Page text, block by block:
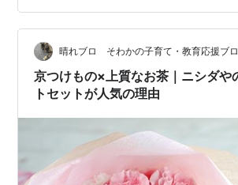
の決算を分析します。一見すると課題を
に見える財務諸表の裏側で、同社が描
晴れブロ そわかの子育て・教育応援ブ
京つけもの×上質なお茶｜ニシダや
トセットが人気の理由